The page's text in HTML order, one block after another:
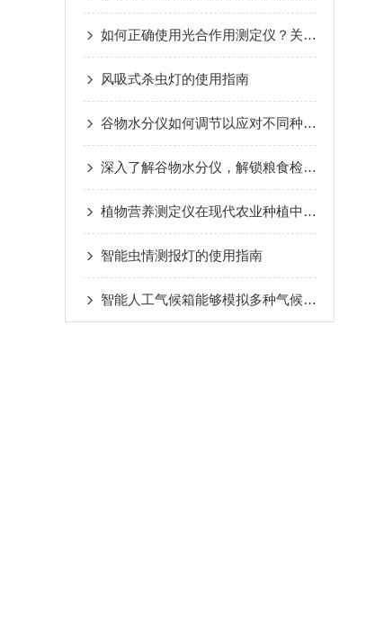
如何正确使用光合作用测定仪？关键步骤与避坑建议
风吸式杀虫灯的使用指南
谷物水分仪如何调节以应对不同种类的谷物测量
深入了解谷物水分仪，解锁粮食检测新体验
植物营养测定仪在现代农业种植中的应用价值与实际作用
智能虫情测报灯的使用指南
智能人工气候箱能够模拟多种气候条件